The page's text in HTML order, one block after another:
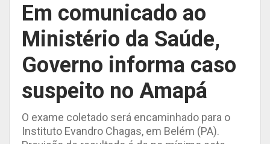
Em comunicado ao
Ministério da Saúde,
Governo informa caso
suspeito no Amapá
O exame coletado será encaminhado para o
Instituto Evandro Chagas, em Belém (PA).